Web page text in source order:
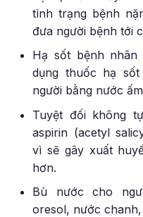
tình trạng bệnh
đưa người bệnh tới
Hạ sốt bệnh nhân
dụng thuốc hạ
người bằng nước
Tuyệt đối không
aspirin (acetyl
vì sẽ gây xuất
hơn.
Bù nước cho
oresol, nước